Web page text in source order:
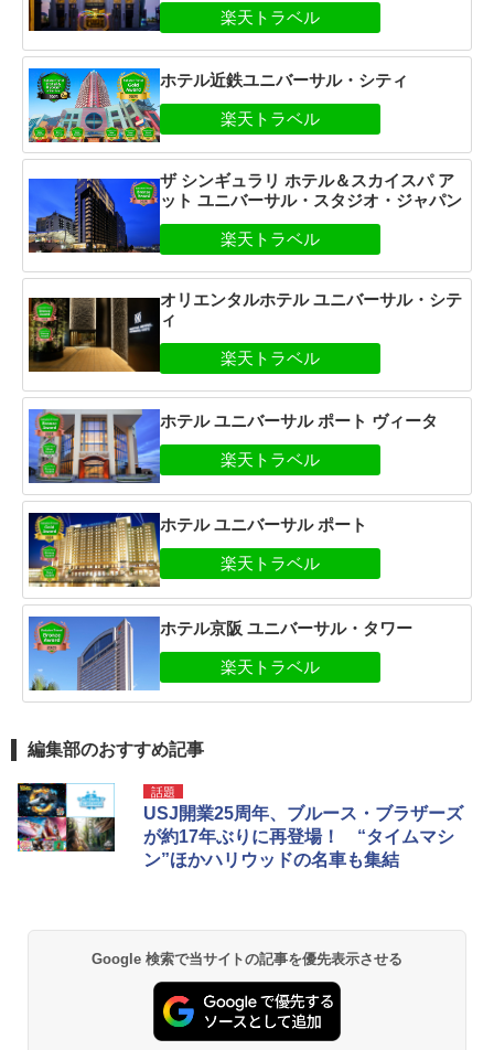
ホテル近鉄ユニバーサル・シティ
ザ シンギュラリ ホテル＆スカイスパ ア
ット ユニバーサル・スタジオ・ジャパン
オリエンタルホテル ユニバーサル・シテ
ィ
ホテル ユニバーサル ポート ヴィータ
ホテル ユニバーサル ポート
ホテル京阪 ユニバーサル・タワー
編集部のおすすめ記事
話題
USJ開業25周年、ブルース・ブラザーズ
が約17年ぶりに再登場！ “タイムマシ
ン”ほかハリウッドの名車も集結
Google 検索で当サイトの記事を優先表示させる